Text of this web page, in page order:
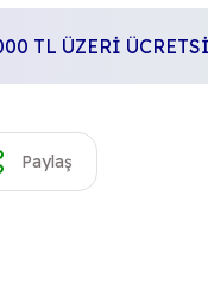
TL ÜZERİ
Paylaş